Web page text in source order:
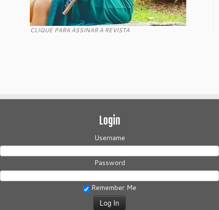
CLIQUE PARA ASSINAR A REVISTA
Login
Username
Password
Remember Me